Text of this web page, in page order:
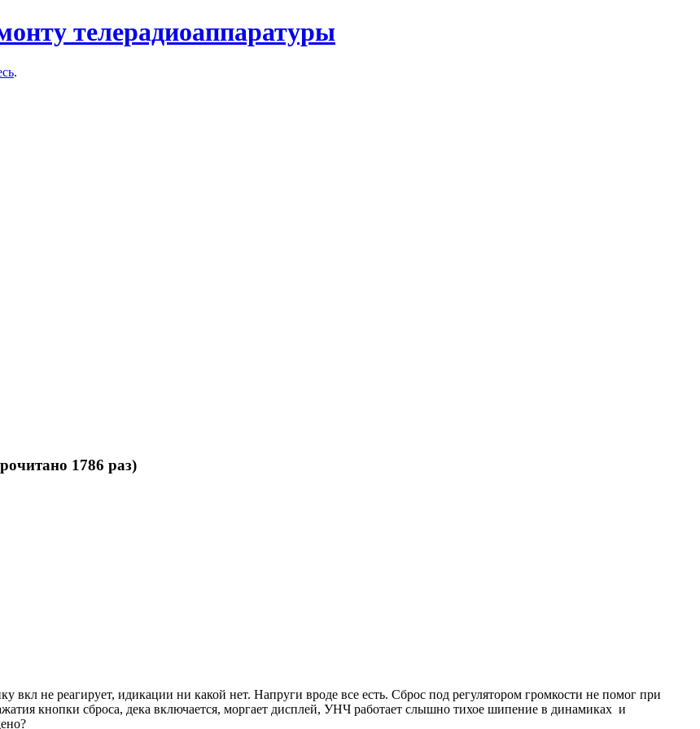
телерадиоаппаратуры
.
1786 раз)
вкл не реагирует, идикации ни какой нет. Напруги вроде все есть. Сброс под регулятором громкости не помог при
кнопки сброса, дека включается, моргает дисплей, УНЧ работает слышно тихое шипение в динамиках и